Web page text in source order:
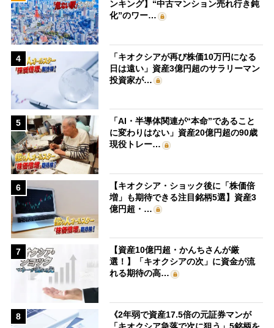
ンキング】“中古マンション売れ行き鈍
化”のワー…
4
「キオクシアが再び株価10万円になる
日は遠い」資産3億円超のサラリーマン
投資家が…
5
「AI・半導体関連が“本命”であること
に変わりはない」資産20億円超の90歳
現役トレー…
6
【キオクシア・ショック後に「株価倍
増」も期待できる注目銘柄5選】資産3
億円超・…
7
【資産10億円超・かんちさんが厳
選！】「キオクシアの次」に資金が流
れる期待の高…
8
《2年弱で資産17.5倍の元証券マンが
「キオクシア急落で次に狙う」5銘柄を